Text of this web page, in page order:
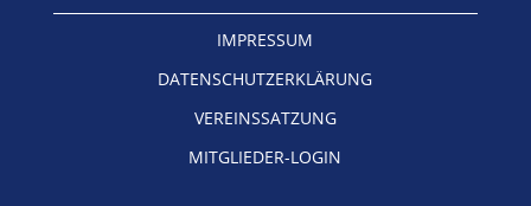
IMPRESSUM
DATENSCHUTZERKLÄRUNG
VEREINSSATZUNG
MITGLIEDER-LOGIN